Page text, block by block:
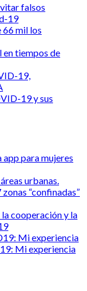
falsos
19
66 mil los
en tiempos de
19,
19 y sus
app para mujeres
urbanas.
“confinadas”
la cooperación y la
Mi experiencia
Mi experiencia